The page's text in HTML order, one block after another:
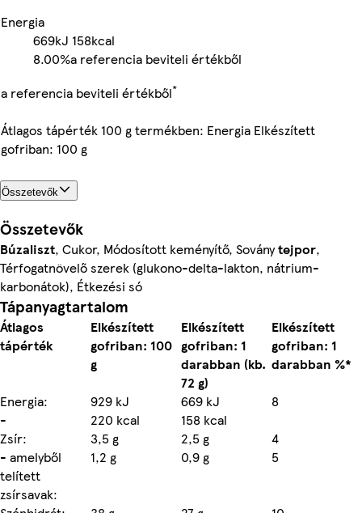
Energia
669kJ 158kcal
8.00%a referencia beviteli értékből
a referencia beviteli értékből*
Átlagos tápérték 100 g termékben: Energia Elkészített
gofriban: 100 g
Összetevők
Összetevők
Búzaliszt, Cukor, Módosított keményítő, Soványtejpor,
Térfogatnövelő szerek (glukono-delta-lakton, nátrium-
karbonátok), Étkezési só
Tápanyagtartalom
Átlagos
tápérték
Elkészített
gofriban: 100
g
Elkészített
gofriban: 1
darabban (kb.
72 g)
Elkészített
gofriban: 1
darabban %*
Energia:
929 kJ 669 kJ
8
-
220 kcal
158 kcal
Zsír:
3,5 g 2,5 g
4
- amelyből
telített
zsírsavak:
1,2 g 0,9 g 5